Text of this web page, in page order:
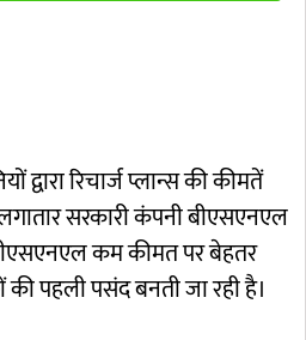
द्वारा रिचार्ज प्लान्स की कीमतें
सरकारी कंपनी बीएसएनएल
कम कीमत पर बेहतर
पहली पसंद बनती जा रही है।